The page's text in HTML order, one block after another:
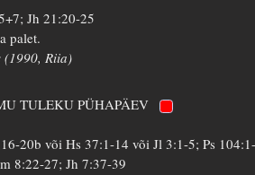
Jh 21:20-25
palet.
(1990, Riia)
TULEKU PÜHAPÄEV
20b või Hs 37:1-14 või Jl 3:1-5; Ps
8:22-27; Jh 7:37-39